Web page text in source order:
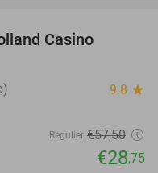
Casino
9.8 star
Regulier €57,50
€28,75